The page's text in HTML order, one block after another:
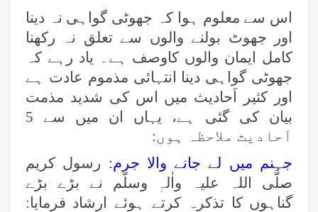
اس سے معلوم ہوا کہ جھوٹی گواہی نہ دینا
اور جھوٹ بولنے والوں سے تعلق نہ رکھنا
کامل ایمان والوں کاوصف ہے۔ یاد رہے کہ
جھوٹی گواہی دینا انتہائی مذموم عادت ہے
اور کثیر اَحادیث میں اس کی شدید مذمت
بیان کی گئی ہے، یہاں ان میں سے 5
اَحادیث ملاحظہ ہوں:
جہنم میں لے جانے والا جرم: رسول کریم
صلَّی اللہ علیہ واٰلہٖ وسلَّم نے بڑے بڑے
گناہوں کا تذکرہ کرتے ہوئے ارشاد فرمایا: